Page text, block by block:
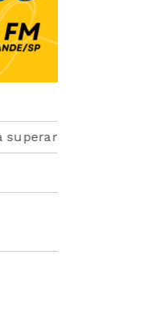
depósitos em R$